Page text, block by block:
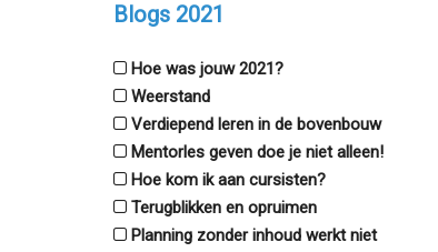
Blogs 2021
Hoe was jouw 2021?
Weerstand
Verdiepend leren in de bovenbouw
Mentorles geven doe je niet alleen!
Hoe kom ik aan cursisten?
Terugblikken en opruimen
Planning zonder inhoud werkt niet